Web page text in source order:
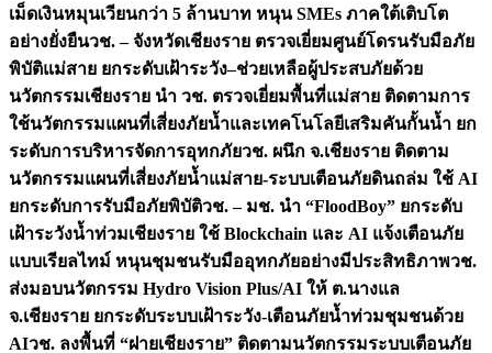
เม็ดเงินหมุนเวียนกว่า 5 ล้านบาท หนุน SMEs ภาคใต้เติบโต
อย่างยั่งยืนวช. – จังหวัดเชียงราย ตรวจเยี่ยมศูนย์โดรนรับมือภัย
พิบัติแม่สาย ยกระดับเฝ้าระวัง–ช่วยเหลือผู้ประสบภัยด้วย
นวัตกรรมเชียงราย นำ วช. ตรวจเยี่ยมพื้นที่แม่สาย ติดตามการ
ใช้นวัตกรรมแผนที่เสี่ยงภัยน้ำและเทคโนโลยีเสริมคันกั้นน้ำ ยก
ระดับการบริหารจัดการอุทกภัยวช. ผนึก จ.เชียงราย ติดตาม
นวัตกรรมแผนที่เสี่ยงภัยน้ำแม่สาย-ระบบเตือนภัยดินถล่ม ใช้ AI
ยกระดับการรับมือภัยพิบัติวช. – มช. นำ “FloodBoy” ยกระดับ
เฝ้าระวังน้ำท่วมเชียงราย ใช้ Blockchain และ AI แจ้งเตือนภัย
แบบเรียลไทม์ หนุนชุมชนรับมืออุทกภัยอย่างมีประสิทธิภาพวช.
ส่งมอบนวัตกรรม Hydro Vision Plus/AI ให้ ต.นางแล
จ.เชียงราย ยกระดับระบบเฝ้าระวัง-เตือนภัยน้ำท่วมชุมชนด้วย
AIวช. ลงพื้นที่ “ฝายเชียงราย” ติดตามนวัตกรรมระบบเตือนภัย